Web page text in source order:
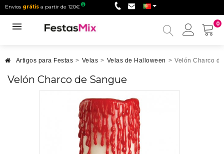
Envios grátis a partir de 120€
0
Minha
Artigos para Festas > Velas > Velas de Halloween > Velón Charco
Velón Charco de Sangue